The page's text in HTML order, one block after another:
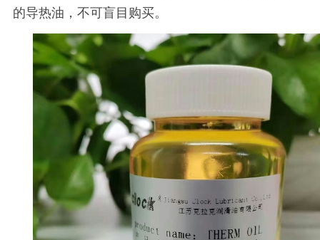
的导热油，不可盲目购买。